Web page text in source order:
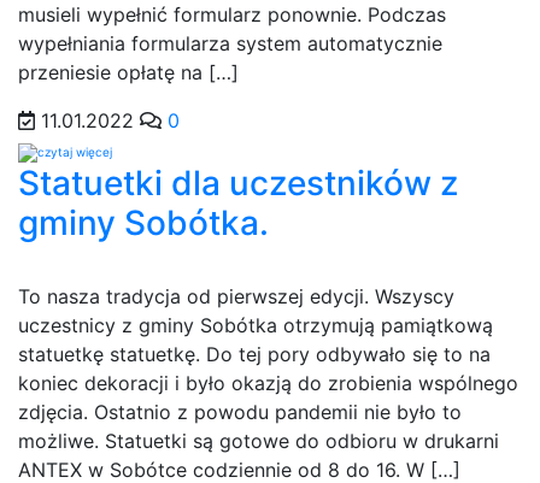
musieli wypełnić formularz ponownie. Podczas
wypełniania formularza system automatycznie
przeniesie opłatę na […]
11.01.2022
0
Statuetki dla uczestników z
gminy Sobótka.
To nasza tradycja od pierwszej edycji. Wszyscy
uczestnicy z gminy Sobótka otrzymują pamiątkową
statuetkę statuetkę. Do tej pory odbywało się to na
koniec dekoracji i było okazją do zrobienia wspólnego
zdjęcia. Ostatnio z powodu pandemii nie było to
możliwe. Statuetki są gotowe do odbioru w drukarni
ANTEX w Sobótce codziennie od 8 do 16. W […]